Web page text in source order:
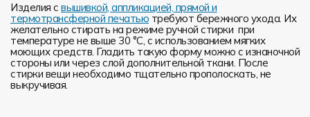
Изделия с вышивкой, аппликацией, прямой и
термотрансферной печатью требуют бережного ухода. Их
желательно стирать на режиме ручной стирки при
температуре не выше 30 °C, с использованием мягких
моющих средств. Гладить такую форму можно с изнаночной
стороны или через слой дополнительной ткани. После
стирки вещи необходимо тщательно прополоскать, не
выкручивая.